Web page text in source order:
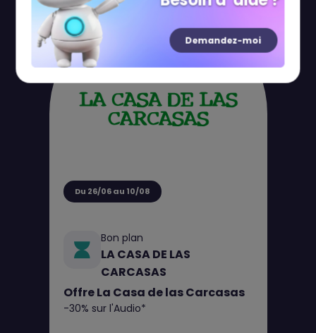
Du 26/06 au 10/08
Bon plan
LA CASA DE LAS
CARCASAS
Offre La Casa de las Carcasas
-30% sur l'Audio*
Demandez-moi